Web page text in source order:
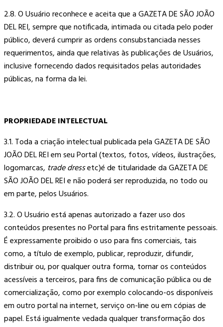
2.8. O Usuário reconhece e aceita que a GAZETA DE SÃO JOÃO
DEL REI, sempre que notificada, intimada ou citada pelo poder
público, deverá cumprir as ordens consubstanciada nesses
requerimentos, ainda que relativas às publicações de Usuários,
inclusive fornecendo dados requisitados pelas autoridades
públicas, na forma da lei.
PROPRIEDADE INTELECTUAL
3.1. Toda a criação intelectual publicada pela GAZETA DE SÃO
JOÃO DEL REI em seu Portal (textos, fotos, vídeos, ilustrações,
logomarcas, trade dressetc)é de titularidade da GAZETA DE
SÃO JOÃO DEL REI e não poderá ser reproduzida, no todo ou
em parte, pelos Usuários.
3.2. O Usuário está apenas autorizado a fazer uso dos
conteúdos presentes no Portal para fins estritamente pessoais.
É expressamente proibido o uso para fins comerciais, tais
como, a título de exemplo, publicar, reproduzir, difundir,
distribuir ou, por qualquer outra forma, tornar os conteúdos
acessíveis a terceiros, para fins de comunicação pública ou de
comercialização, como por exemplo colocando-os disponíveis
em outro portal na internet, serviço on-line ou em cópias de
papel. Está igualmente vedada qualquer transformação dos